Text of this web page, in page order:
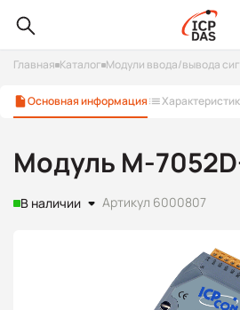
Главная Каталог Модули ввода/вывода
Основная информация
Модуль M-
В наличии Артикул 6000807